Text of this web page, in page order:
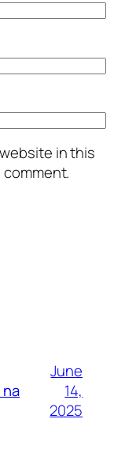
in this
June
14,
2025